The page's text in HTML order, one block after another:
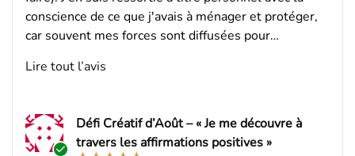
conscience de ce que j'avais à ménager et protéger,
car souvent mes forces sont diffusées pour…
Lire tout l’avis
Défi Créatif d’Août – « Je me découvre à
travers les affirmations positives »